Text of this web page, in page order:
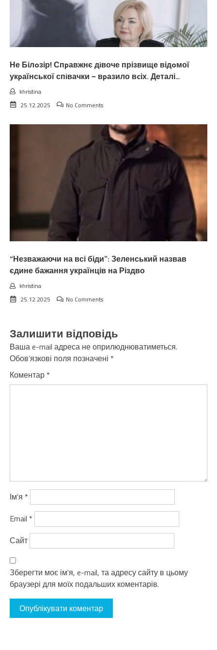
Не Білoзір! Спpавжнє дiвоче прізвище відoмої
укpаїнської спiвачки — вpазило вcіх. Деталі…
khristina
25.12.2025
No Comments
“Незважаючи на всі біди”: Зеленський назвав
єдине бажання українців на Різдво
khristina
25.12.2025
No Comments
Залишити відповідь
Ваша e-mail адреса не оприлюднюватиметься.
Обов’язкові поля позначені *
Коментар *
Ім'я *
Email *
Сайт
Зберегти моє ім'я, e-mail, та адресу сайту в цьому
браузері для моїх подальших коментарів.